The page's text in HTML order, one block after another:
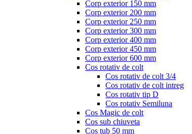
Corp exterior 150 mm
Corp exterior 200 mm
Corp exterior 250 mm
Corp exterior 300 mm
Corp exterior 400 mm
Corp exterior 450 mm
Corp exterior 600 mm
Cos rotativ de colt
Cos rotativ de colt 3/4
Cos rotativ de colt intreg
Cos rotativ tip D
Cos rotativ Semiluna
Cos Magic de colt
Cos sub chiuveta
Cos tub 50 mm